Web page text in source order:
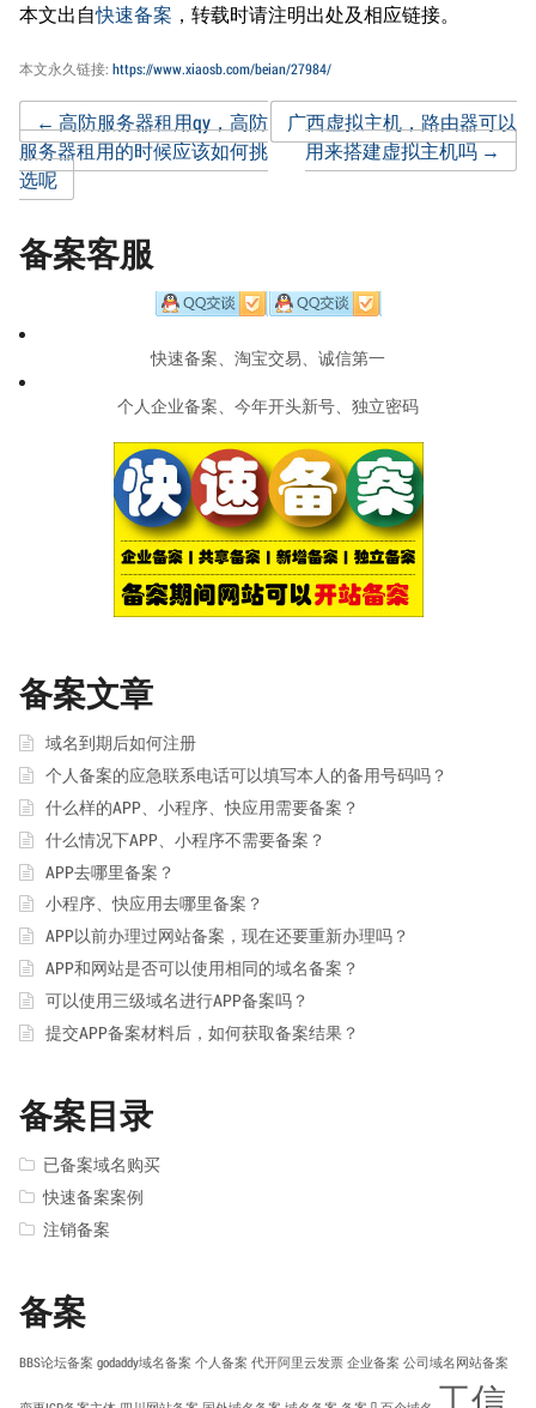
本文出自快速备案 ，转载时请注明出处及相应链接。
本文永久链接: https://www.xiaosb.com/beian/27984/
Post
navigation
← 高防服务器租用qy，高防
服务器租用的时候应该如何挑
选呢
广西虚拟主机，路由器可以
用来搭建虚拟主机吗→
备案客服
快速备案、淘宝交易、诚信第一
个人企业备案、今年开头新号、独立密码
备案文章
域名到期后如何注册
个人备案的应急联系电话可以填写本人的备用号码吗？
什么样的APP、小程序、快应用需要备案？
什么情况下APP、小程序不需要备案？
APP去哪里备案？
小程序、快应用去哪里备案？
APP以前办理过网站备案，现在还要重新办理吗？
APP和网站是否可以使用相同的域名备案？
可以使用三级域名进行APP备案吗？
提交APP备案材料后，如何获取备案结果？
备案目录
已备案域名购买
快速备案案例
注销备案
备案
BBS论坛备案 godaddy域名备案 个人备案 代开阿里云发票 企业备案 公司域名网站备案